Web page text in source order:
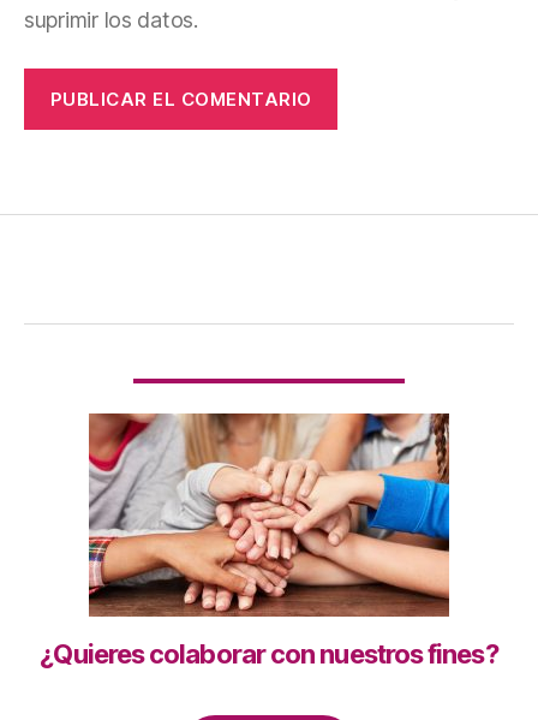
suprimir los datos.
¿Quieres colaborar con nuestros fines?